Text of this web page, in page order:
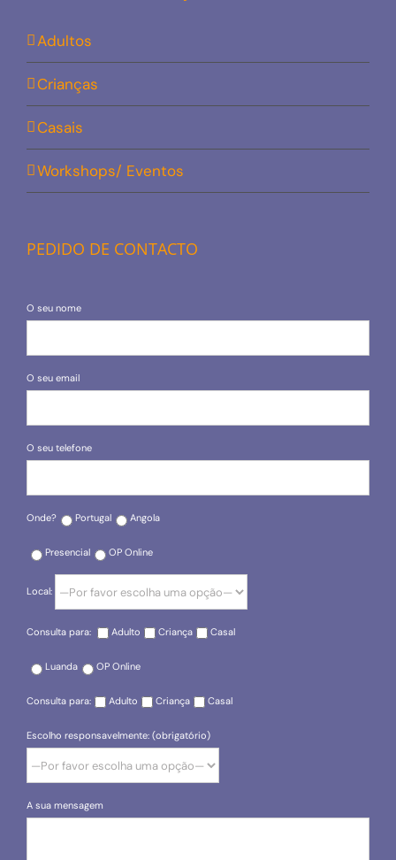
Adultos
Crianças
Casais
Workshops/ Eventos
PEDIDO DE CONTACTO
O seu nome
O seu email
O seu telefone
Onde? Portugal Angola
Presencial OP Online
Local:
Consulta para: Adulto Criança Casal
Luanda OP Online
Consulta para: Adulto Criança Casal
Escolho responsavelmente: (obrigatório)
A sua mensagem